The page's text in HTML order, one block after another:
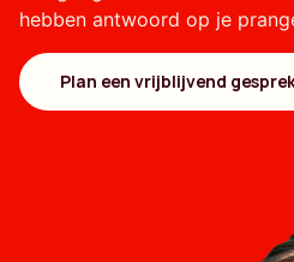
hebben antwoord op je
Plan een vrijblijvend